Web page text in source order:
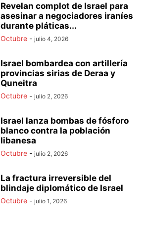
Revelan complot de Israel para
asesinar a negociadores iraníes
durante pláticas...
Octubre - julio 4, 2026
Israel bombardea con artillería
provincias sirias de Deraa y
Quneitra
Octubre - julio 2, 2026
Israel lanza bombas de fósforo
blanco contra la población
libanesa
Octubre - julio 2, 2026
La fractura irreversible del
blindaje diplomático de Israel
Octubre - julio 1, 2026